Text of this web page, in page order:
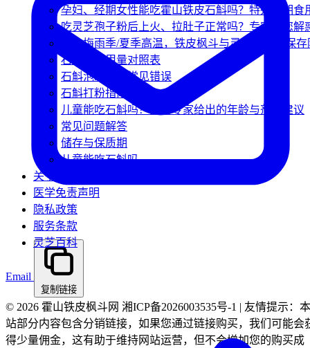
孕妇、经期女性能吃霍山铁皮石斛吗？特殊时期食
吃灵芝孢子粉后上火、拉肚子正常吗？专家为您解
南方梅雨季/夏季高温，铁皮枫斗与灵芝该如何保
石斛每日用量对照表
石斛泡水10个常见错误
石斛打粉指南
儿童能吃石斛吗？儿科专家给出的年龄与剂量建议
常见问题解答
储存与保质期
儿童能吃石斛吗
关于我们
医学免责声明
隐私政策
服务条款
灵芝百科
Email
复制链接
© 2026 霍山铁皮枫斗网 湘ICP备2026003535号-1 | 友情提示：本
站部分内容包含分销链接，如果您通过链接购买，我们可能会
得少量佣金，这有助于维持网站运营，但不会增加您的购买成